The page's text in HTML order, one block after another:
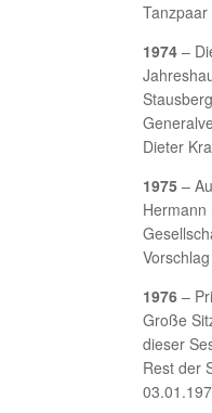
1974 –
Dieter
1975 –
1976 –
Große
dieser
Rest der